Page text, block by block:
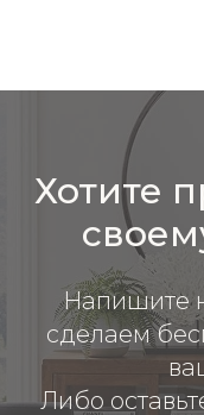
Хотите
Напишите
сделаем
Либо